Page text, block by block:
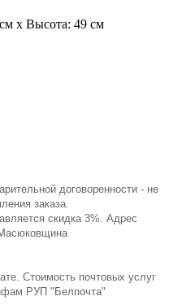
x Высота: 49 см
договоренности - не
заказа.
скидка 3%. Адрес
Стоимость почтовых услуг
РУП "Белпочта"